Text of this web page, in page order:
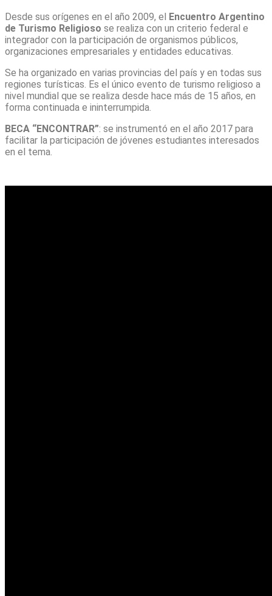
Desde sus orígenes en el año 2009, el Encuentro Argentino
de Turismo Religioso se realiza con un criterio federal e
integrador con la participación de organismos públicos,
organizaciones empresariales y entidades educativas.
Se ha organizado en varias provincias del país y en todas sus
regiones turísticas. Es el único evento de turismo religioso a
nivel mundial que se realiza desde hace más de 15 años, en
forma continuada e ininterrumpida.
BECA “ENCONTRAR”: se instrumentó en el año 2017 para
facilitar la participación de jóvenes estudiantes interesados
en el tema.